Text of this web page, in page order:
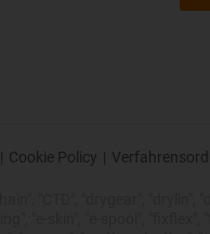
| Cookie Policy |